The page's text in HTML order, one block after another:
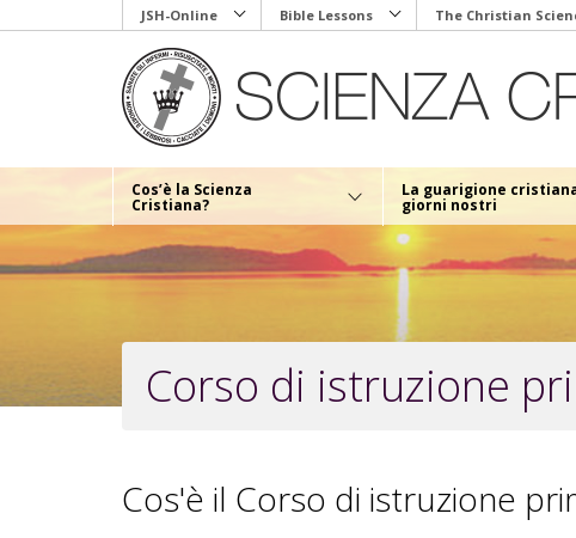
to
JSH-Online Bible Lessons The Christian
Cos’è la Scienza
Cristiana?
La guarigione
giorni nostri
Corso di istruzione
Cos'è il Corso di istruzione